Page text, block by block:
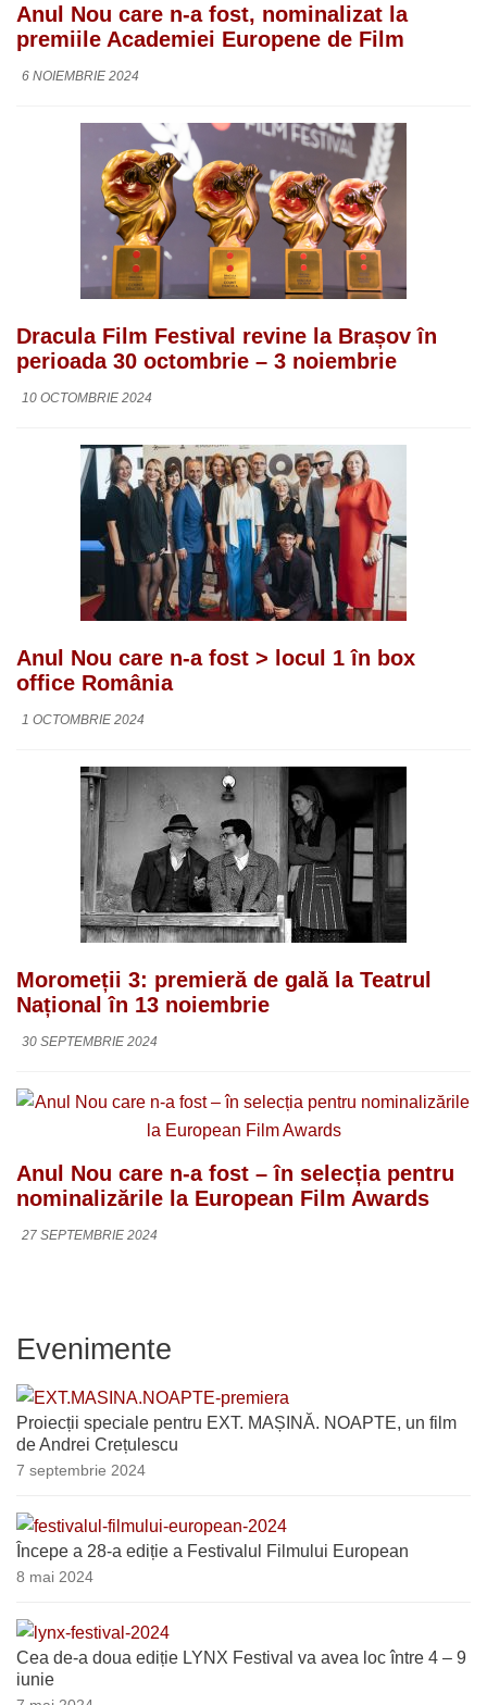
Anul Nou care n-a fost, nominalizat la
premiile Academiei Europene de Film
6 NOIEMBRIE 2024
Dracula Film Festival revine la Brașov în
perioada 30 octombrie – 3 noiembrie
10 OCTOMBRIE 2024
Anul Nou care n-a fost > locul 1 în box
office România
1 OCTOMBRIE 2024
Moromeții 3: premieră de gală la Teatrul
Național în 13 noiembrie
30 SEPTEMBRIE 2024
Anul Nou care n-a fost – în selecția pentru
nominalizările la European Film Awards
27 SEPTEMBRIE 2024
Evenimente
Proiecții speciale pentru EXT. MAȘINĂ. NOAPTE, un film
de Andrei Crețulescu
7 septembrie 2024
Începe a 28-a ediție a Festivalul Filmului European
8 mai 2024
Cea de-a doua ediție LYNX Festival va avea loc între 4 – 9
iunie